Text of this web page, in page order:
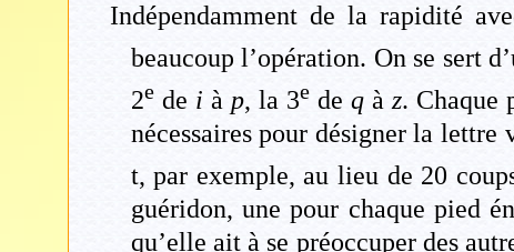
Indépendamment de la rapidité
beaucoup l’opération. On se sert
2ede i à p, la 3ede qà z. Chaque
nécessaires pour désigner la
t, par exemple, au lieu de 20
guéridon, une pour chaque pied
qu’elle ait à se préoccuper des